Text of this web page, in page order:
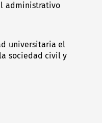
administrativo
universitaria el
sociedad civil y